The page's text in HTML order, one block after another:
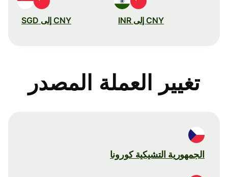
CNY إلى INR CNY إلى SGD
تغيير العملة المصدر
الجمهورية التشيكية كورونا